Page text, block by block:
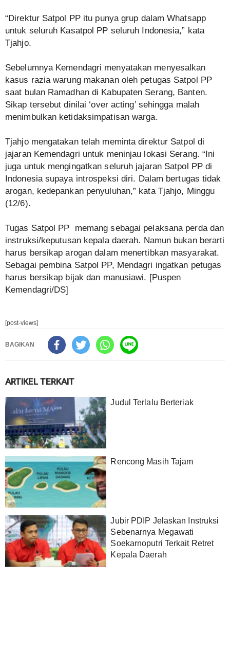
“Direktur Satpol PP itu punya grup dalam Whatsapp
untuk seluruh Kasatpol PP seluruh Indonesia,” kata
Tjahjo.
Sebelumnya Kemendagri menyatakan menyesalkan
kasus razia warung makanan oleh petugas Satpol PP
saat bulan Ramadhan di Kabupaten Serang, Banten.
Sikap tersebut dinilai ‘over acting’ sehingga malah
menimbulkan ketidaksimpatisan warga.
Tjahjo mengatakan telah meminta direktur Satpol di
jajaran Kemendagri untuk meninjau lokasi Serang. “Ini
juga untuk mengingatkan seluruh jajaran Satpol PP di
Indonesia supaya introspeksi diri. Dalam bertugas tidak
arogan, kedepankan penyuluhan,” kata Tjahjo, Minggu
(12/6).
Tugas Satpol PP memang sebagai pelaksana perda dan
instruksi/keputusan kepala daerah. Namun bukan berarti
harus bersikap arogan dalam menertibkan masyarakat.
Sebagai pembina Satpol PP, Mendagri ingatkan petugas
harus bersikap bijak dan manusiawi. [Puspen
Kemendagri/DS]
[post-views]
BAGIKAN
ARTIKEL TERKAIT
Judul Terlalu Berteriak
Rencong Masih Tajam
Jubir PDIP Jelaskan Instruksi
Sebenarnya Megawati
Soekarnoputri Terkait Retret
Kepala Daerah